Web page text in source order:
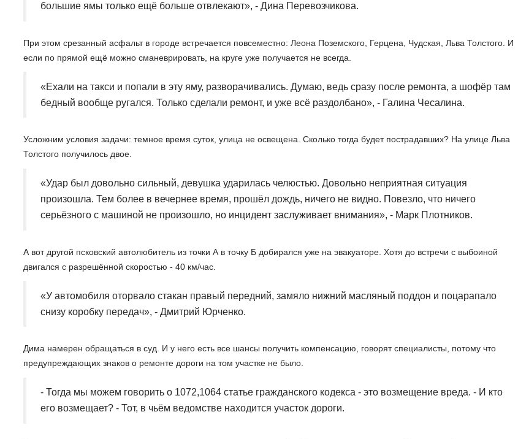
большие ямы только ещё больше отвлекают», - Дина Перевозчикова.
При этом срезанный асфальт в городе встречается повсеместно: Леона Поземского, Герцена, Чудская, Льва Толстого. И
если по прямой ещё можно сманеврировать, на круге уже получается не всегда.
«Ехали на такси и попали в эту яму, разворачивались. Думаю, ведь сразу после ремонта, а шофёр там
бедный вообще ругался. Только сделали ремонт, и уже всё раздолбано», - Галина Чесалина.
Усложним условия задачи: темное время суток, улица не освещена. Сколько тогда будет пострадавших? На улице Льва
Толстого получилось двое.
«Удар был довольно сильный, девушка ударилась челюстью. Довольно неприятная ситуация
произошла. Тем более в вечернее время, прошёл дождь, ничего не видно. Повезло, что ничего
серьёзного с машиной не произошло, но инцидент заслуживает внимания», - Марк Плотников.
А вот другой псковский автолюбитель из точки А в точку Б добирался уже на эвакуаторе. Хотя до встречи с выбоиной
двигался с разрешённой скоростью - 40 км/час.
«У автомобиля оторвало стакан правый передний, замяло нижний масляный поддон и поцарапало
снизу коробку передач», - Дмитрий Юрченко.
Дима намерен обращаться в суд. И у него есть все шансы получить компенсацию, говорят специалисты, потому что
предупреждающих знаков о ремонте дороги на том участке не было.
- Тогда мы можем говорить о 1072,1064 статье гражданского кодекса - это возмещение вреда. - И кто
его возмещает? - Тот, в чьём ведомстве находится участок дороги.